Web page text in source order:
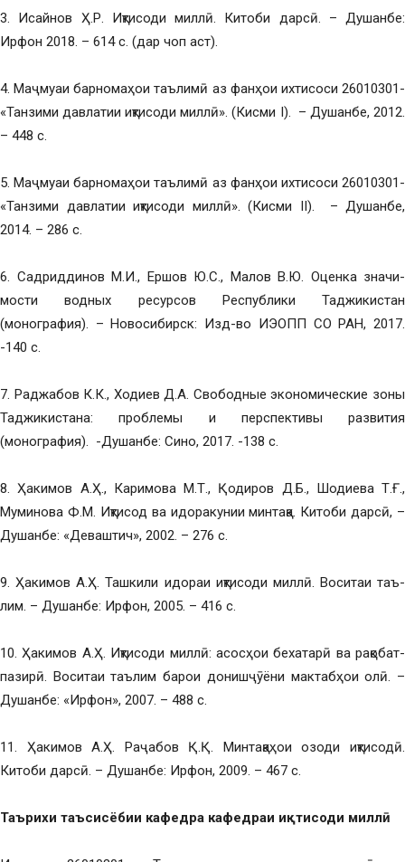
3. Исайнов Ҳ.Р. Иқтисоди миллӣ. Китоби дарсӣ. – Душанбе:
Ирфон 2018. – 614 с. (дар чоп аст).
4. Маҷмуаи барномаҳои таълимӣ аз фанҳои ихтисоси 26010301-
«Танзими давлатии иқтисоди миллӣ». (Кисми I). – Душанбе, 2012.
– 448 с.
5. Маҷмуаи барномаҳои таълимӣ аз фанҳои ихтисоси 26010301-
«Танзими давлатии иқтисоди миллӣ». (Кисми II). – Душанбе,
2014. – 286 с.
6. Садриддинов М.И., Ершов Ю.С., Малов В.Ю. Оценка значи-
мости водных ресурсов Республики Таджикистан
(монография). – Новосибирск: Изд-во ИЭОПП СО РАН, 2017.
-140 с.
7. Раджабов К.К., Ходиев Д.А. Свободные экономические зоны
Таджикистана: проблемы и перспективы развития
(монография). -Душанбе: Сино, 2017. -138 с.
8. Ҳакимов А.Ҳ., Каримова М.Т., Қодиров Д.Б., Шодиева Т.Ғ.,
Муминова Ф.М. Иқтисод ва идоракунии минтақа. Китоби дарсӣ, –
Душанбе: «Деваштич», 2002. – 276 с.
9. Ҳакимов А.Ҳ. Ташкили идораи иқтисоди миллӣ. Воситаи таъ-
лим. – Душанбе: Ирфон, 2005. – 416 с.
10. Ҳакимов А.Ҳ. Иқтисоди миллӣ: асосҳои бехатарӣ ва рақобат-
пазирӣ. Воситаи таълим барои донишҷӯёни мактабҳои олӣ. –
Душанбе: «Ирфон», 2007. – 488 с.
11. Ҳакимов А.Ҳ. Раҷабов Қ.Қ. Минтақаҳои озоди иқтисодӣ.
Китоби дарсӣ. – Душанбе: Ирфон, 2009. – 467 с.
Таърихи таъсисёбии кафедра кафедраи иқтисоди миллӣ